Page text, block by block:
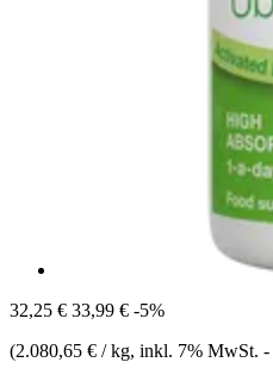
32,25 € 33,99 € -5%
(2.080,65 € / kg, inkl. 7% MwSt. -